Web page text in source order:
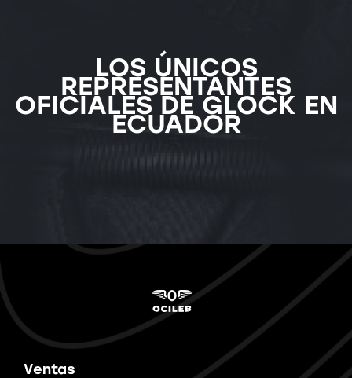
LOS ÚNICOS
REPRESENTANTES
OFICIALES DE GLOCK EN
ECUADOR
Ventas